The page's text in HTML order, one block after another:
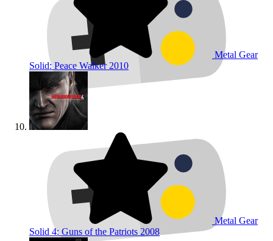
Metal Gear
Solid: Peace Walker 2010
Metal Gear
Solid 4: Guns of the Patriots 2008